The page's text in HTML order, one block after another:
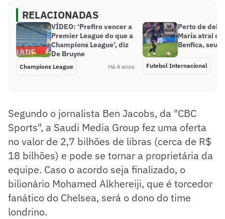
RELACIONADAS
VÍDEO: ‘Prefiro vencer a
Premier League do que a
Champions League’, diz
De Bruyne
Champions League Há 4 anos
Perto de
María atrai o
Benfica, seu
Futebol Internacional
Segundo o jornalista Ben Jacobs, da "CBC
Sports", a Saudi Media Group fez uma oferta
no valor de 2,7 bilhões de libras (cerca de R$
18 bilhões) e pode se tornar a proprietária da
equipe. Caso o acordo seja finalizado, o
bilionário Mohamed Alkhereiji, que é torcedor
fanático do Chelsea, será o dono do time
londrino.